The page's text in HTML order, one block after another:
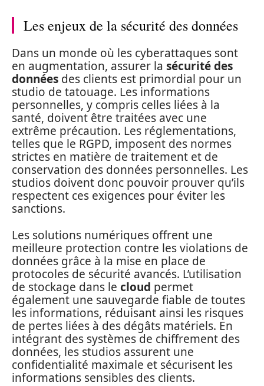
Les enjeux de la sécurité des données
Dans un monde où les cyberattaques sont
en augmentation, assurer la sécurité des
données des clients est primordial pour un
studio de tatouage. Les informations
personnelles, y compris celles liées à la
santé, doivent être traitées avec une
extrême précaution. Les réglementations,
telles que le RGPD, imposent des normes
strictes en matière de traitement et de
conservation des données personnelles. Les
studios doivent donc pouvoir prouver qu’ils
respectent ces exigences pour éviter les
sanctions.
Les solutions numériques offrent une
meilleure protection contre les violations de
données grâce à la mise en place de
protocoles de sécurité avancés. L’utilisation
de stockage dans le cloud permet
également une sauvegarde fiable de toutes
les informations, réduisant ainsi les risques
de pertes liées à des dégâts matériels. En
intégrant des systèmes de chiffrement des
données, les studios assurent une
confidentialité maximale et sécurisent les
informations sensibles des clients.